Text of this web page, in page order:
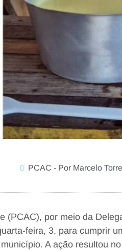
PCAC - Por Marcelo
(PCAC), por meio da
feira, 3, para cumprir
A ação resultou